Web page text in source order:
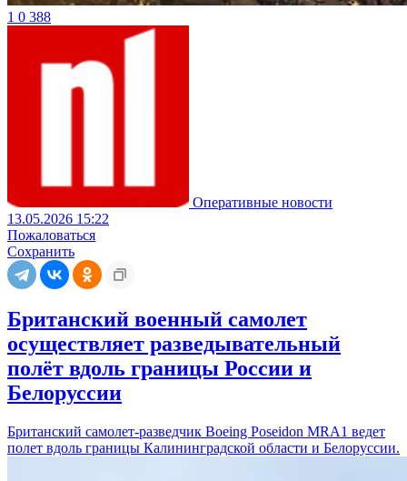
1 0 388
Оперативные новости
13.05.2026 15:22
Пожаловаться
Сохранить
Британский военный самолет
осуществляет разведывательный
полёт вдоль границы России и
Белоруссии
Британский самолет-разведчик Boeing Poseidon MRA1 ведет
полет вдоль границы Калининградской области и Белоруссии.